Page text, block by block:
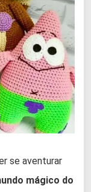
se aventurar
mágico do